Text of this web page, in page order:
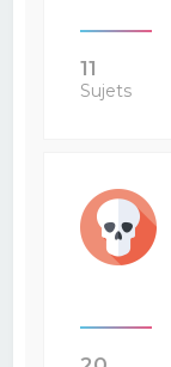
11
Sujets